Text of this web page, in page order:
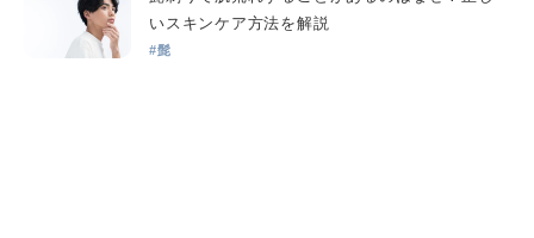
いスキンケア方法を解説
#髭